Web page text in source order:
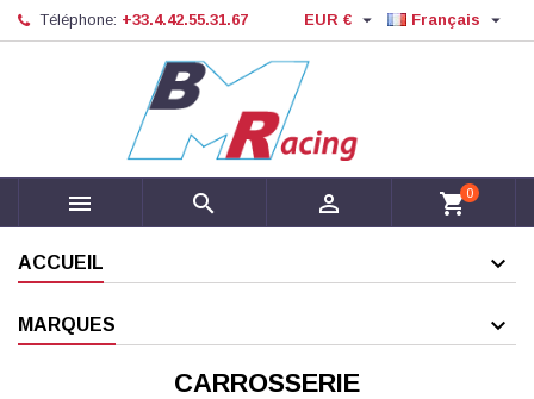
Téléphone: +33.4.42.55.31.67 Français 
EUR € 
   shopping_cart0
ACCUEIL
MARQUES
CARROSSERIE